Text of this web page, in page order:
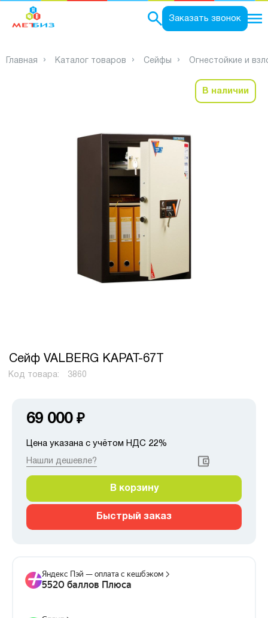
Заказать звонок
Главная Каталог товаров Сейфы Огнестойкие и
В наличии
Сейф VALBERG КАРАТ-67T
Код товара: 3860
69 000 ₽
Цена указана с учётом НДС 22%
Нашли дешевле?
В корзину
Быстрый заказ